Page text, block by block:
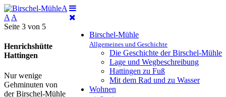
Birschel-Mühle
Allgemeines und Geschichte
Die Geschichte der Birschel-Mühle
Lage und Wegbeschreibung
Hattingen zu Fuß
Mit dem Rad und zu Wasser
Wohnen
A
A A
Seite 3 von 5
Henrichshütte
Hattingen
Nur wenige
Gehminuten von
der Birschel-Mühle